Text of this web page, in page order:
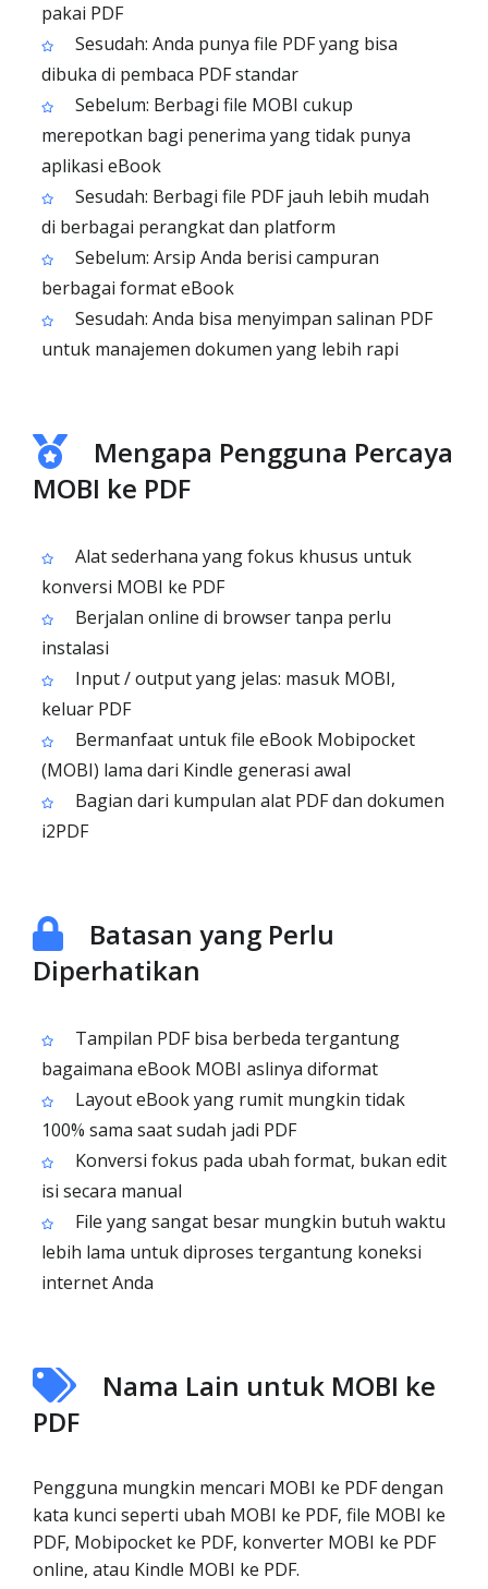
pakai PDF
Sesudah: Anda punya file PDF yang bisa
dibuka di pembaca PDF standar
Sebelum: Berbagi file MOBI cukup
merepotkan bagi penerima yang tidak punya
aplikasi eBook
Sesudah: Berbagi file PDF jauh lebih mudah
di berbagai perangkat dan platform
Sebelum: Arsip Anda berisi campuran
berbagai format eBook
Sesudah: Anda bisa menyimpan salinan PDF
untuk manajemen dokumen yang lebih rapi
Mengapa Pengguna Percaya
MOBI ke PDF
Alat sederhana yang fokus khusus untuk
konversi MOBI ke PDF
Berjalan online di browser tanpa perlu
instalasi
Input / output yang jelas: masuk MOBI,
keluar PDF
Bermanfaat untuk file eBook Mobipocket
(MOBI) lama dari Kindle generasi awal
Bagian dari kumpulan alat PDF dan dokumen
i2PDF
Batasan yang Perlu
Diperhatikan
Tampilan PDF bisa berbeda tergantung
bagaimana eBook MOBI aslinya diformat
Layout eBook yang rumit mungkin tidak
100% sama saat sudah jadi PDF
Konversi fokus pada ubah format, bukan edit
isi secara manual
File yang sangat besar mungkin butuh waktu
lebih lama untuk diproses tergantung koneksi
internet Anda
Nama Lain untuk MOBI ke
PDF
Pengguna mungkin mencari MOBI ke PDF dengan
kata kunci seperti ubah MOBI ke PDF, file MOBI ke
PDF, Mobipocket ke PDF, konverter MOBI ke PDF
online, atau Kindle MOBI ke PDF.